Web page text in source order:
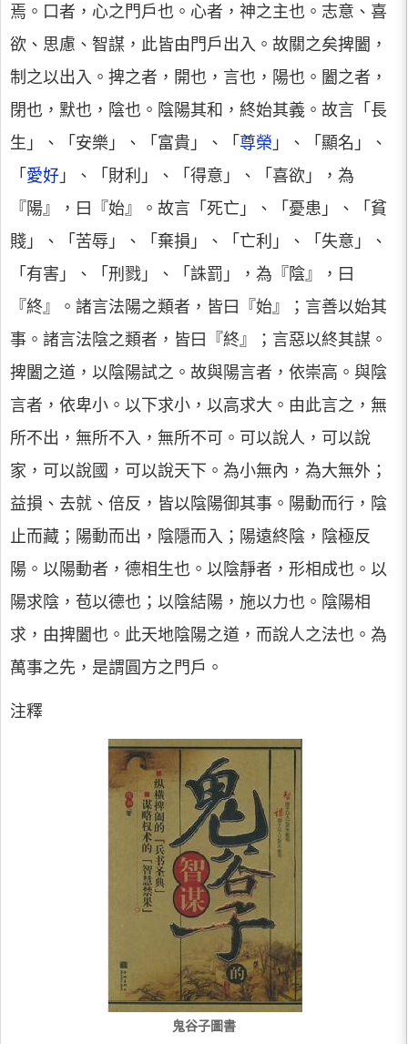
焉。口者，心之門戶也。心者，神之主也。志意、喜
欲、思慮、智謀，此皆由門戶出入。故關之矣捭闔，
制之以出入。捭之者，開也，言也，陽也。闔之者，
閉也，默也，陰也。陰陽其和，終始其義。故言「長
生」、「安樂」、「富貴」、「 尊榮 」、「顯名」、
「 愛好 」、「財利」、「得意」、「喜欲」，為
『陽』，曰『始』。故言「死亡」、「憂患」、「貧
賤」、「苦辱」、「棄損」、「亡利」、「失意」、
「有害」、「刑戮」、「誅罰」，為『陰』，曰
『終』。諸言法陽之類者，皆曰『始』；言善以始其
事。諸言法陰之類者，皆曰『終』；言惡以終其謀。
捭闔之道，以陰陽試之。故與陽言者，依崇高。與陰
言者，依卑小。以下求小，以高求大。由此言之，無
所不出，無所不入，無所不可。可以說人，可以說
家，可以說國，可以說天下。為小無內，為大無外；
益損、去就、倍反，皆以陰陽御其事。陽動而行，陰
止而藏；陽動而出，陰隱而入；陽遠終陰，陰極反
陽。以陽動者，德相生也。以陰靜者，形相成也。以
陽求陰，苞以德也；以陰結陽，施以力也。陰陽相
求，由捭闔也。此天地陰陽之道，而說人之法也。為
萬事之先，是謂圓方之門戶。
注釋
鬼谷子圖書